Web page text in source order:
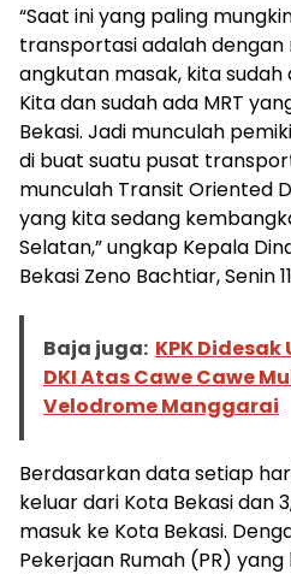
“Saat ini yang paling
transportasi adalah
angkutan masak, kita sudah
Kita dan sudah ada MRT
Bekasi. Jadi munculah
di buat suatu pusat
munculah Transit Oriented
yang kita sedang
Selatan,” ungkap Kepala
Bekasi Zeno Bachtiar, Senin
Baja juga: KPK Didesak
DKI Atas Cawe Cawe
Velodrome Manggarai
Berdasarkan data setiap
keluar dari Kota Bekasi dan
masuk ke Kota Bekasi.
Pekerjaan Rumah (PR)